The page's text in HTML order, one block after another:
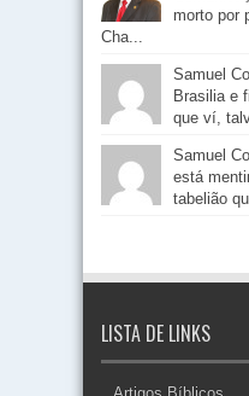
morto por
Cha...
Samuel
Brasilia e
que ví,
Samuel
está
tabelião
LISTA DE LINKS